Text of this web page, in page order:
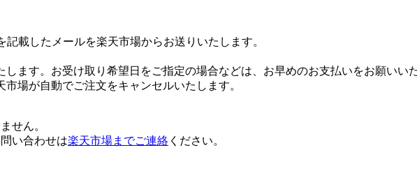
載したメールを楽天市場からお送りいたします。
ます。お受け取り希望日をご指定の場合などは、お早めのお支払いをお願いい
場が自動でご注文をキャンセルいたします。
せん。
い合わせは楽天市場までご連絡 ください。